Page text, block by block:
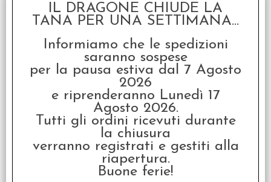
delle Grotte
€ 25,00
€ 10,00
OFFERTA RAVEN PRIME
- Summoner Wars - Elfi
della Fenice vs Orchi
SCONTO 60%
IL DRAGONE CHIUDE LA
TANA PER UNA SETTIMANA...
Informiamo che le spedizioni
saranno sospese
per la pausa estiva dal 7 Agosto
2026
e riprenderanno Lunedì 17
Agosto 2026.
Tutti gli ordini ricevuti durante
la chiusura
verranno registrati e gestiti alla
riapertura.
Buone ferie!